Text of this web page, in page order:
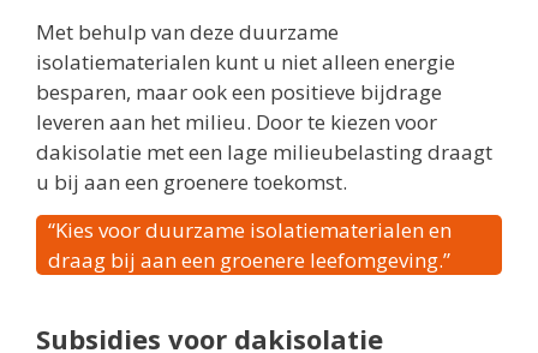
Met behulp van deze duurzame
isolatiematerialen kunt u niet alleen energie
besparen, maar ook een positieve bijdrage
leveren aan het milieu. Door te kiezen voor
dakisolatie met een lage milieubelasting draagt
u bij aan een groenere toekomst.
“Kies voor duurzame isolatiematerialen en
draag bij aan een groenere leefomgeving.”
Subsidies voor dakisolatie